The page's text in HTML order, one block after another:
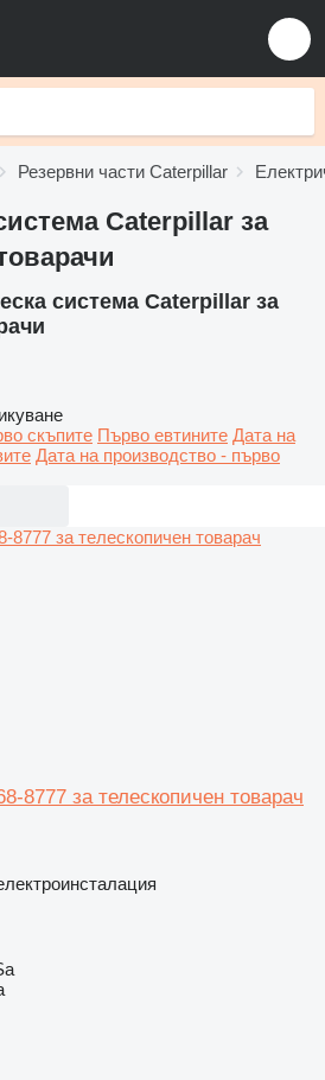
Резервни части Caterpillar
Caterpillar за
система Caterpillar за
скъпите Първо евтините Дата на
Дата на производство - първо
8777 за телескопичен товарач